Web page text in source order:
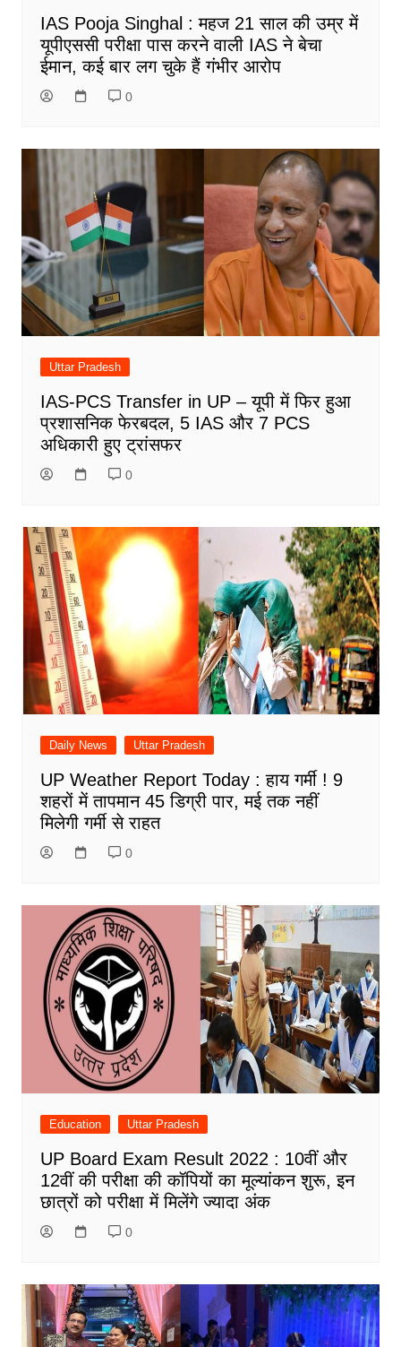
IAS Pooja Singhal : महज 21 साल की उम्र में
यूपीएससी परीक्षा पास करने वाली IAS ने बेचा
ईमान, कई बार लग चुके हैं गंभीर आरोप
0
Uttar Pradesh
IAS-PCS Transfer in UP – यूपी में फिर हुआ
प्रशासनिक फेरबदल, 5 IAS और 7 PCS
अधिकारी हुए ट्रांसफर
0
Daily News Uttar Pradesh
UP Weather Report Today : हाय गर्मी ! 9
शहरों में तापमान 45 डिग्री पार, मई तक नहीं
मिलेगी गर्मी से राहत
0
Education Uttar Pradesh
UP Board Exam Result 2022 : 10वीं और
12वीं की परीक्षा की कॉपियों का मूल्यांकन शुरू, इन
छात्रों को परीक्षा में मिलेंगे ज्यादा अंक
0